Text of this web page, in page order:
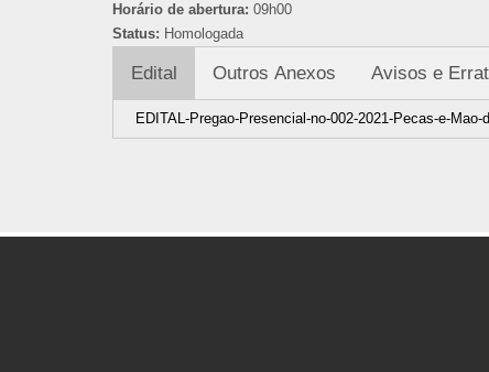
Horário de abertura: 09h00
Status: Homologada
Edital Outros Anexos Avisos e
EDITAL-Pregao-Presencial-no-002-2021-Pecas-e-